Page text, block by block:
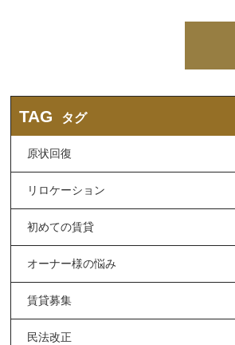
TAG タグ
原状回復
リロケーション
初めての賃貸
オーナー様の悩み
賃貸募集
民法改正